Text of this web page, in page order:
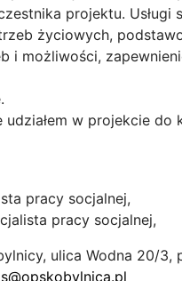
projektu. Usługi
życiowych,
i możliwości,
w projekcie do
pracy socjalnej,
pracy socjalnej,
ulica Wodna 20/